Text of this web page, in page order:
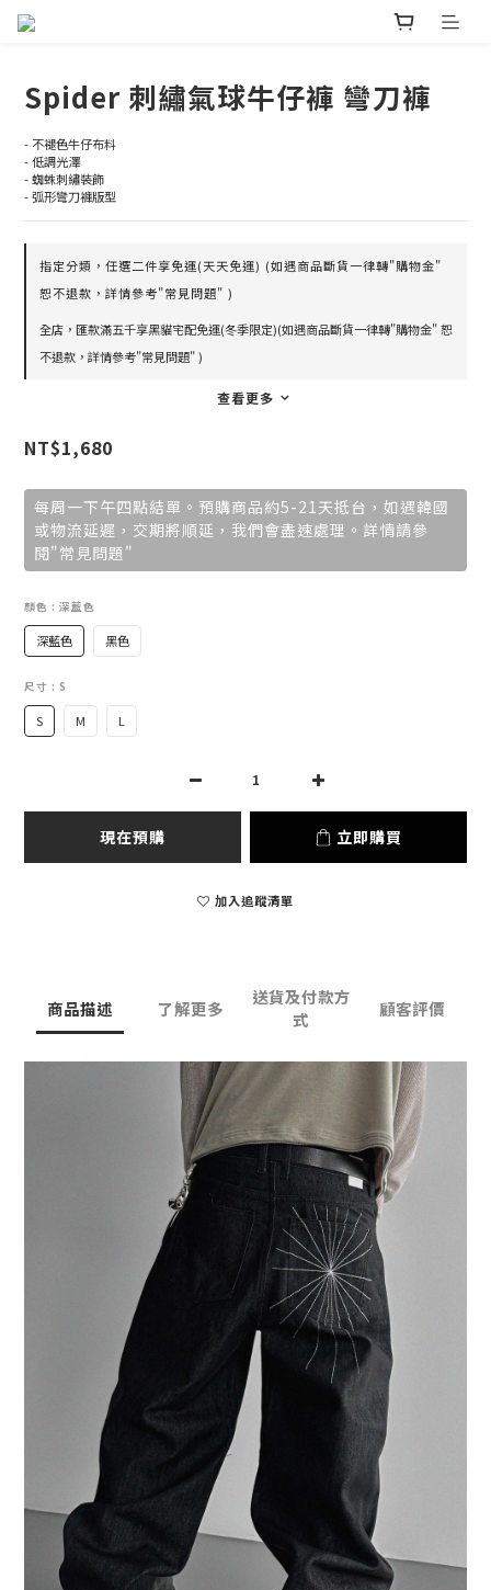
Spider 刺繡氣球牛仔褲 彎刀褲
- 不褪色牛仔布料
- 低調光澤
- 蜘蛛刺繡裝飾
- 弧形彎刀褲版型
指定分類，任選二件享免運(天天免運) (如遇商品斷貨一律轉"購物金"
恕不退款，詳情參考"常見問題" )
全店，匯款滿五千享黑貓宅配免運(冬季限定)(如遇商品斷貨一律轉"購物金" 恕
不退款，詳情參考"常見問題" )
查看更多
NT$1,680
每周一下午四點結單。預購商品約5-21天抵台，如遇韓國
或物流延遲，交期將順延，我們會盡速處理。詳情請參
閱"常見問題"
顏色 : 深藍色
深藍色 黑色
尺寸 : S
S M L
現在預購 立即購買
加入追蹤清單
商品描述 了解更多
送貨及付款方
式
顧客評價